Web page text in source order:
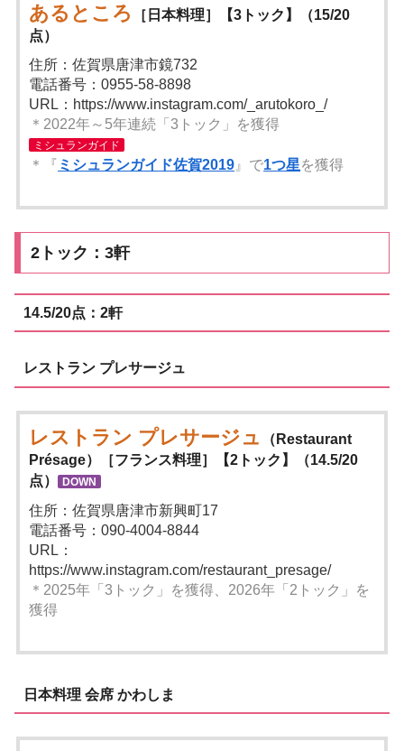
あるところ
［日本料理］【3トック】（15/20
点）
住所：佐賀県唐津市鏡732
電話番号：0955-58-8898
URL：https://www.instagram.com/_arutokoro_/
＊2022年～5年連続「3トック」を獲得
ミシュランガイド
＊『 ミシュランガイド佐賀2019 』で1つ星を獲得
2トック：3軒
14.5/20点：2軒
レストラン プレサージュ
レストラン プレサージュ
（Restaurant
Présage）［フランス料理］【2トック】（14.5/20
点） DOWN
住所：佐賀県唐津市新興町17
電話番号：090-4004-8844
URL：
https://www.instagram.com/restaurant_presage/
＊2025年「3トック」を獲得、2026年「2トック」を
獲得
日本料理 会席 かわしま